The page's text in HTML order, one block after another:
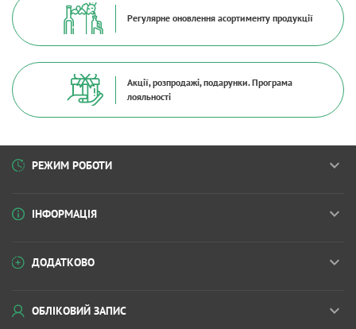
Регулярне оновлення асортименту продукції
Акції, розпродажі, подарунки. Програма
лояльності
РЕЖИМ РОБОТИ
ІНФОРМАЦІЯ
ДОДАТКОВО
ОБЛІКОВИЙ ЗАПИС